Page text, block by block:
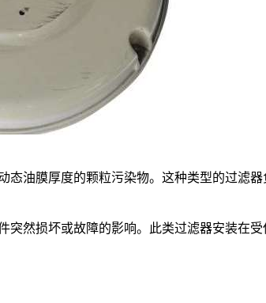
膜厚度的颗粒污染物。这种类型的过滤
损坏或故障的影响。此类过滤器安装在受